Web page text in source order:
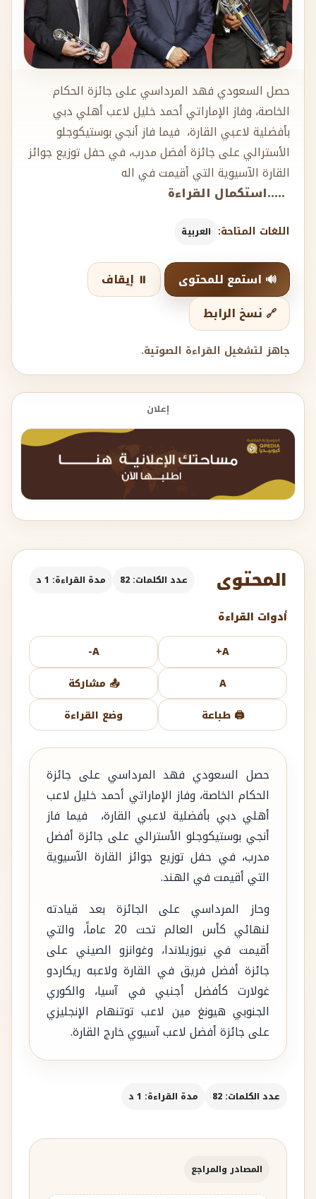
حصل السعودي فهد المرداسي على جائزة الحكام
الخاصة، وفاز الإماراتي أحمد خليل لاعب أهلي دبي
بأفضلية لاعبي القارة، فيما فاز أنجي بوستيكوجلو
الأسترالي على جائزة أفضل مدرب، في حفل توزيع جوائز
القارة الآسيوية التي أقيمت في اله
.....استكمال القراءة
اللغات المتاحة: العربية
🔊 استمع للمحتوى
⏸️ إيقاف
🔗 نسخ الرابط
جاهز لتشغيل القراءة الصوتية.
إعلان
المحتوى عدد الكلمات: 82 مدة القراءة: 1 د
أدوات القراءة
A+
A-
A
📤 مشاركة
🖨️ طباعة
وضع القراءة
حصل السعودي فهد المرداسي على جائزة
الحكام الخاصة، وفاز الإماراتي أحمد خليل لاعب
أهلي دبي بأفضلية لاعبي القارة، فيما فاز
أنجي بوستيكوجلو الأسترالي على جائزة أفضل
مدرب، في حفل توزيع جوائز القارة الآسيوية
التي أقيمت في الهند.
وحاز المرداسي على الجائزة بعد قيادته
لنهائي كأس العالم تحت 20 عاماً، والتي
أقيمت في نيوزيلاندا، وغوانزو الصيني على
جائزة أفضل فريق في القارة ولاعبه ريكاردو
غولارت كأفضل أجنبي في آسيا، والكوري
الجنوبي هيونغ مين لاعب توتنهام الإنجليزي
على جائزة أفضل لاعب آسيوي خارج القارة.
عدد الكلمات: 82 مدة القراءة: 1 د
المصادر والمراجع